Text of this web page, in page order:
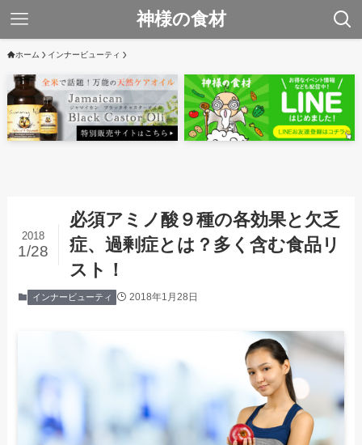
神様の食材
ホーム インナービューティ
必須アミノ酸９種の各効果と欠乏
症、過剰症とは？多く含む食品リ
スト！
2018
1/28
インナービューティ 2018年1月28日